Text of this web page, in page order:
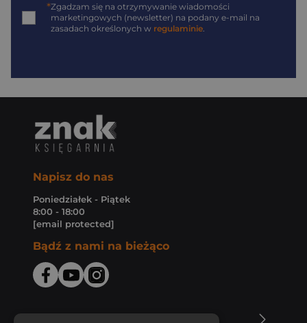
*Zgadzam się na otrzymywanie wiadomości
marketingowych (newsletter) na podany e-mail na
zasadach określonych w regulaminie.
Napisz do nas
Poniedziałek - Piątek
8:00 - 18:00
[email protected]
Bądź z nami na bieżąco